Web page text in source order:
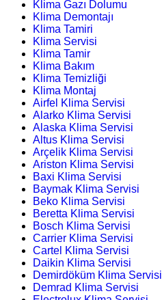
Klima Gazı Dolumu
Klima Demontajı
Klima Tamiri
Klima Servisi
Klima Tamir
Klima Bakım
Klima Temizliği
Klima Montaj
Airfel Klima Servisi
Alarko Klima Servisi
Alaska Klima Servisi
Altus Klima Servisi
Arçelik Klima Servisi
Ariston Klima Servisi
Baxi Klima Servisi
Baymak Klima Servisi
Beko Klima Servisi
Beretta Klima Servisi
Bosch Klima Servisi
Carrier Klima Servisi
Cartel Klima Servisi
Daikin Klima Servisi
Demirdöküm Klima Servisi
Demrad Klima Servisi